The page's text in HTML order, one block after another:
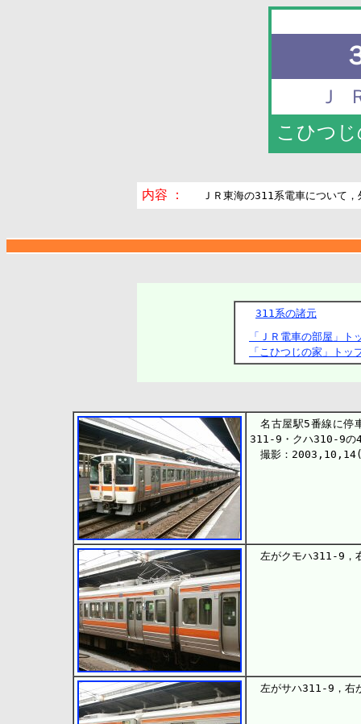
Ｊ
こひつ
内容 ： ＪＲ東海の311系電車について
311系の諸元
「ＪＲ電車の部屋」ト
「こひつじの家」トッ
名古屋駅5番線に停
311-9・クハ310-9の
撮影：
左がクモハ311-9，
左がサハ311-9，右